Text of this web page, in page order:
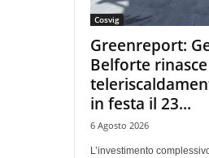
Cosvig
Greenreport:
Belforte
in festa il 23...
6 Agosto 2026
L’investimento